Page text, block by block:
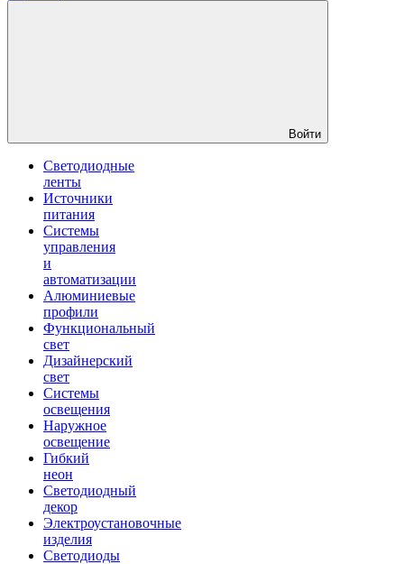
Войти
Светодиодные
ленты
Источники
питания
Системы
управления
и
автоматизации
Алюминиевые
профили
Функциональный
свет
Дизайнерский
свет
Системы
освещения
Наружное
освещение
Гибкий
неон
Светодиодный
декор
Электроустановочные
изделия
Светодиоды